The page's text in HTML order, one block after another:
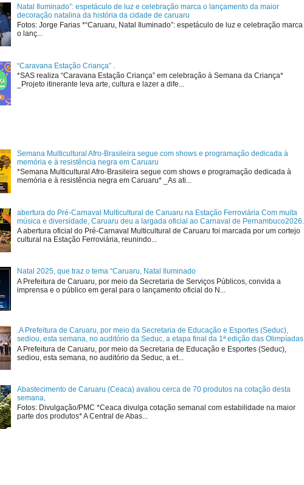
Natal Iluminado”: espetáculo de luz e celebração marca o lançamento da maior
decoração natalina da história da cidade de caruaru
Fotos: Jorge Farias *“Caruaru, Natal Iluminado”: espetáculo de luz e celebração marca
o lanç...
“Caravana Estação Criança” .
*SAS realiza “Caravana Estação Criança” em celebração à Semana da Criança*
_Projeto itinerante leva arte, cultura e lazer a dife...
Semana Multicultural Afro-Brasileira segue com shows e programação dedicada à
memória e à resistência negra em Caruaru
*Semana Multicultural Afro-Brasileira segue com shows e programação dedicada à
memória e à resistência negra em Caruaru* _As ati...
abertura do Pré-Carnaval Multicultural de Caruaru na Estação Ferroviária Com muita
música e diversidade, Caruaru deu a largada oficial ao Carnaval de Pernambuco2026.
A abertura oficial do Pré-Carnaval Multicultural de Caruaru foi marcada por um cortejo
cultural na Estação Ferroviária, reunindo...
Natal 2025, que traz o tema “Caruaru, Natal Iluminado
A Prefeitura de Caruaru, por meio da Secretaria de Serviços Públicos, convida a
imprensa e o público em geral para o lançamento oficial do N...
.A Prefeitura de Caruaru, por meio da Secretaria de Educação e Esportes (Seduc),
sediou, esta semana, no auditório da Seduc, a etapa final da 1ª edição das Olimpíadas
A Prefeitura de Caruaru, por meio da Secretaria de Educação e Esportes (Seduc),
sediou, esta semana, no auditório da Seduc, a et...
Abastecimento de Caruaru (Ceaca) avaliou cerca de 70 produtos na cotação desta
semana,
Fotos: Divulgação/PMC *Ceaca divulga cotação semanal com estabilidade na maior
parte dos produtos* A Central de Abas...